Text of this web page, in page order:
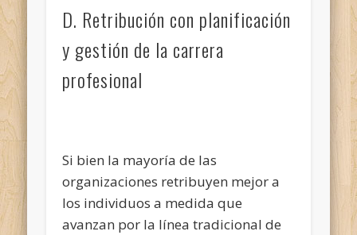
D. Retribución con planificación
y gestión de la carrera
profesional
Si bien la mayoría de las
organizaciones retribuyen mejor a
los individuos a medida que
avanzan por la línea tradicional de